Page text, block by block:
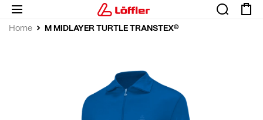
Home M MIDLAYER TURTLE TRANSTEX®